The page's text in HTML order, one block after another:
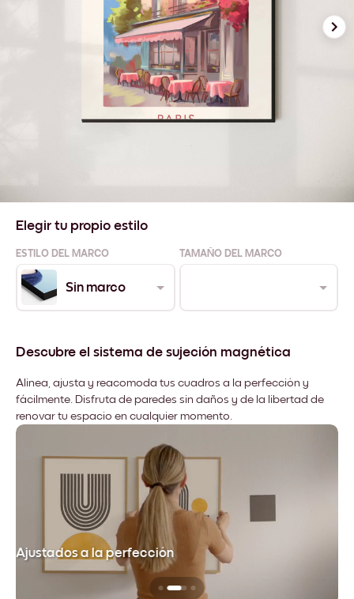
Elegir tu propio estilo
ESTILO DEL MARCO TAMAÑO DEL MARCO
Sin marco
Descubre el sistema de sujeción magnética
Alinea, ajusta y reacomoda tus cuadros a la perfección y
fácilmente. Disfruta de paredes sin daños y de la libertad de
renovar tu espacio en cualquier momento.
Ajustados a la perfección